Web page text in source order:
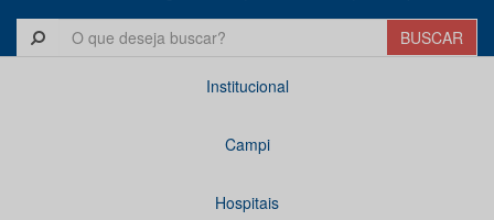
Institucional
Campi
Hospitais